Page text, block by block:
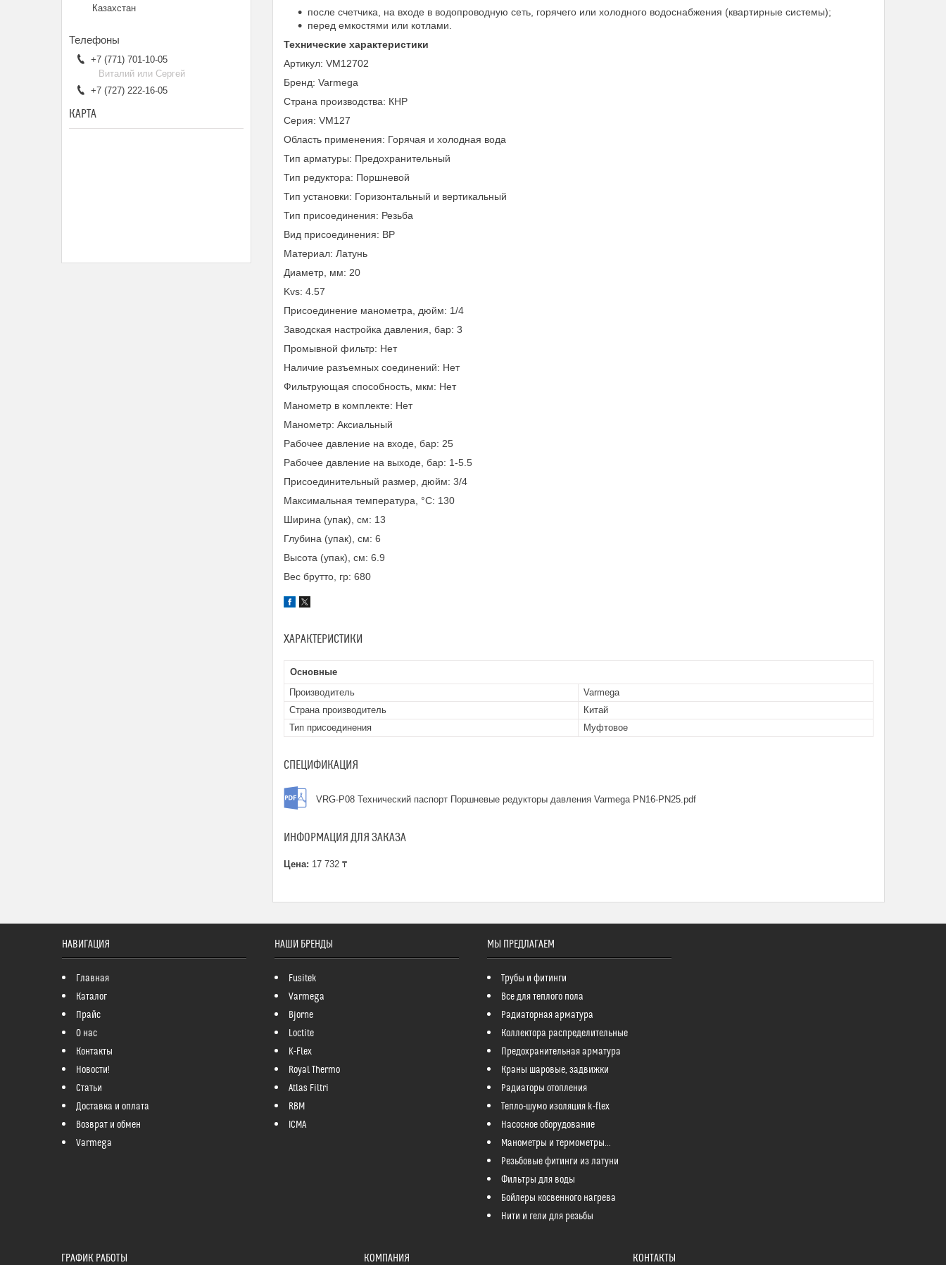
после счетчика, на входе в водопроводную сеть, горячего или холодного водоснабжения (квартирные системы);
перед емкостями или котлами.
Технические характеристики
Артикул: VM12702
Бренд: Varmega
Страна производства: КНР
Серия: VM127
Область применения: Горячая и холодная вода
Тип арматуры: Предохранительный
Тип редуктора: Поршневой
Тип установки: Горизонтальный и вертикальный
Тип присоединения: Резьба
Вид присоединения: ВР
Материал: Латунь
Диаметр, мм: 20
Kvs: 4.57
Присоединение манометра, дюйм: 1/4
Заводская настройка давления, бар: 3
Промывной фильтр: Нет
Наличие разъемных соединений: Нет
Фильтрующая способность, мкм: Нет
Манометр в комплекте: Нет
Манометр: Аксиальный
Рабочее давление на входе, бар: 25
Рабочее давление на выходе, бар: 1-5.5
Присоединительный размер, дюйм: 3/4
Максимальная температура, °С: 130
Ширина (упак), см: 13
Глубина (упак), см: 6
Высота (упак), см: 6.9
Вес брутто, гр: 680
ХАРАКТЕРИСТИКИ
Основные
Производитель
Varmega
Страна производитель
Китай
Тип присоединения
Муфтовое
СПЕЦИФИКАЦИЯ
VRG-P08 Технический паспорт Поршневые редукторы давления Varmega PN16-PN25.pdf
ИНФОРМАЦИЯ ДЛЯ ЗАКАЗА
Цена: 17 732 ₸
Казахстан
+7 (771) 701-10-05
Виталий или Сергей
+7 (727) 222-16-05
КАРТА
НАВИГАЦИЯ
Главная
Каталог
Прайс
О нас
Контакты
Новости!
Статьи
Доставка и оплата
Возврат и обмен
Varmega
НАШИ БРЕНДЫ
Fusitek
Varmega
Bjorne
Loctite
K-Flex
Royal Thermo
Atlas Filtri
RBM
ICMA
МЫ ПРЕДЛАГАЕМ
Трубы и фитинги
Все для теплого пола
Радиаторная арматура
Коллектора распределительные
Предохранительная арматура
Краны шаровые, задвижки
Радиаторы отопления
Тепло-шумо изоляция k-flex
Насосное оборудование
Манометры и термометры...
Резьбовые фитинги из латуни
Фильтры для воды
Бойлеры косвенного нагрева
Нити и гели для резьбы
ГРАФИК РАБОТЫ